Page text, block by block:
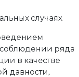
случаях.
соблюдении ряда
в качестве
давности,